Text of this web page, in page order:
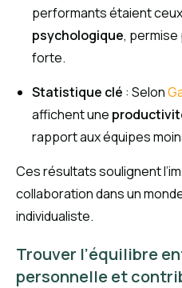
performants étaient
psychologique, permise
forte.
Statistique clé : Selon
affichent une
rapport aux équipes
Ces résultats soulignent
collaboration dans un
individualiste.
Trouver l’équilibre
personnelle et